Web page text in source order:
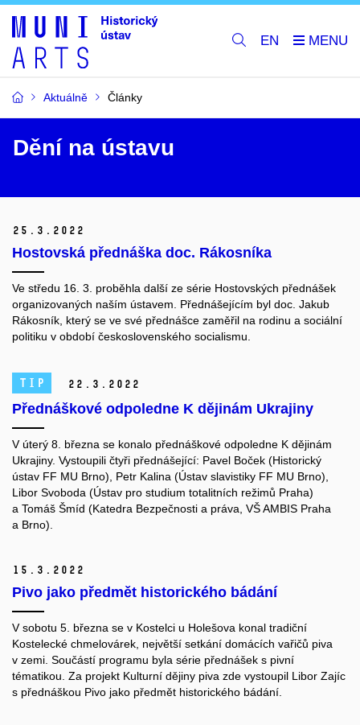
EN
Aktuálně Články
Dění na ústavu
25. 3. 2022
Hostovská přednáška doc. Rákosníka
Ve středu 16. 3. proběhla další ze série Hostovských přednášek
organizovaných naším ústavem. Přednášejícím byl doc. Jakub
Rákosník, který se ve své přednášce zaměřil na rodinu a sociální
politiku v období československého socialismu.
TIP 22. 3. 2022
Přednáškové odpoledne K dějinám Ukrajiny
V úterý 8. března se konalo přednáškové odpoledne K dějinám
Ukrajiny. Vystoupili čtyři přednášející: Pavel Boček (Historický
ústav FF MU Brno), Petr Kalina (Ústav slavistiky FF MU Brno),
Libor Svoboda (Ústav pro studium totalitních režimů Praha)
a Tomáš Šmíd (Katedra Bezpečnosti a práva, VŠ AMBIS Praha
a Brno).
15. 3. 2022
Pivo jako předmět historického bádání
V sobotu 5. března se v Kostelci u Holešova konal tradiční
Kostelecké chmelovárek, největší setkání domácích vařičů piva
v zemi. Součástí programu byla série přednášek s pivní
tématikou. Za projekt Kulturní dějiny piva zde vystoupil Libor Zajíc
s přednáškou Pivo jako předmět historického bádání.